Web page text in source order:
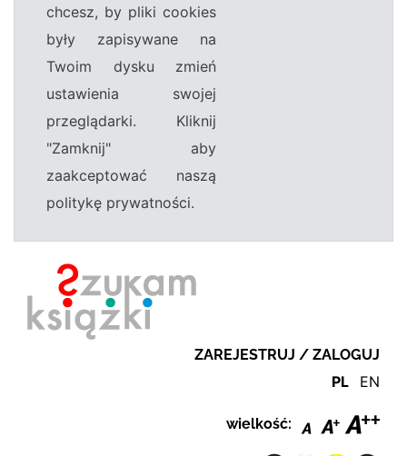
chcesz, by pliki cookies
były zapisywane na
Twoim dysku zmień
ustawienia swojej
przeglądarki. Kliknij
"Zamknij" aby
zaakceptować naszą
politykę prywatności.
ZAREJESTRUJ / ZALOGUJ
PL EN
wielkość: